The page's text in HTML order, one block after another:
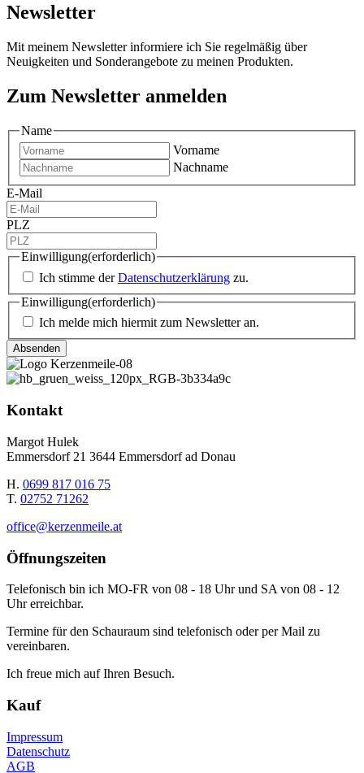
Newsletter
Mit meinem Newsletter informiere ich Sie regelmäßig über
Neuigkeiten und Sonderangebote zu meinen Produkten.
Zum Newsletter anmelden
Name
Vorname
Nachname
E-Mail
PLZ
Einwilligung(erforderlich)
Ich stimme derDatenschutzerklärung zu.
Einwilligung(erforderlich)
Ich melde mich hiermit zum Newsletter an.
Kontakt
Margot Hulek
Emmersdorf 21 3644 Emmersdorf ad Donau
H. 0699 817 016 75
T. 02752 71262
office@kerzenmeile.at
Öffnungszeiten
Telefonisch bin ich MO-FR von 08 - 18 Uhr und SA von 08 - 12
Uhr erreichbar.
Termine für den Schauraum sind telefonisch oder per Mail zu
vereinbaren.
Ich freue mich auf Ihren Besuch.
Kauf
Impressum
Datenschutz
AGB